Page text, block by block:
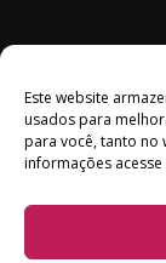
Este website
usados ​​para
para você, tanto no
informações